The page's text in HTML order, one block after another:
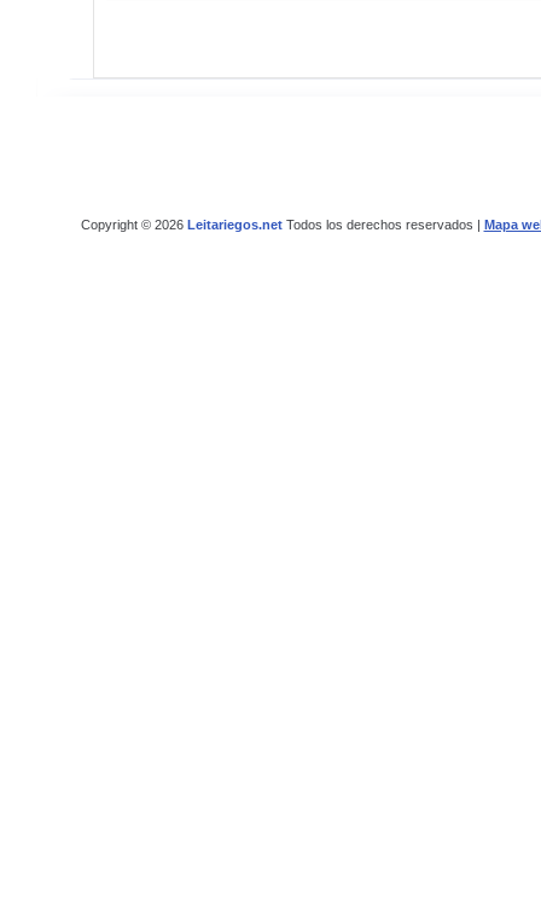
Copyright © 2026 Leitariegos.netTodos los derechos reservados | Mapa